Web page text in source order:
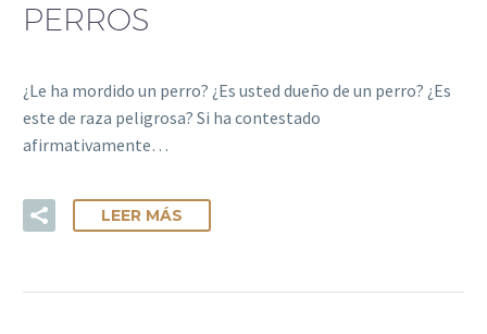
PERROS
¿Le ha mordido un perro? ¿Es usted dueño de un perro? ¿Es
este de raza peligrosa? Si ha contestado
afirmativamente…
LEER MÁS